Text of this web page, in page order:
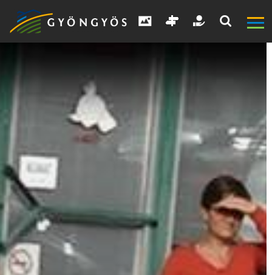
A
VÁROS
KIEMELT
LÁTVÁNYOSSÁGOK